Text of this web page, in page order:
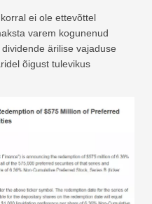
ei ole ettevõttel
varem kogunenud
ärilise vajaduse
õigust tulevikus